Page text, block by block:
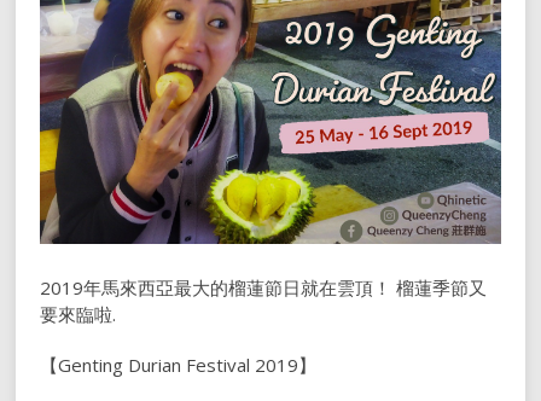
2019年馬來西亞最大的榴蓮節日就在雲頂！ 榴蓮季節又
要來臨啦.
【Genting Durian Festival 2019】